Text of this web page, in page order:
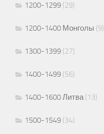
1200-1299 (29)
1200-1400 Монголы (9)
1300-1399 (27)
1400-1499 (56)
1400-1600 Литва(13)
1500-1549 (34)